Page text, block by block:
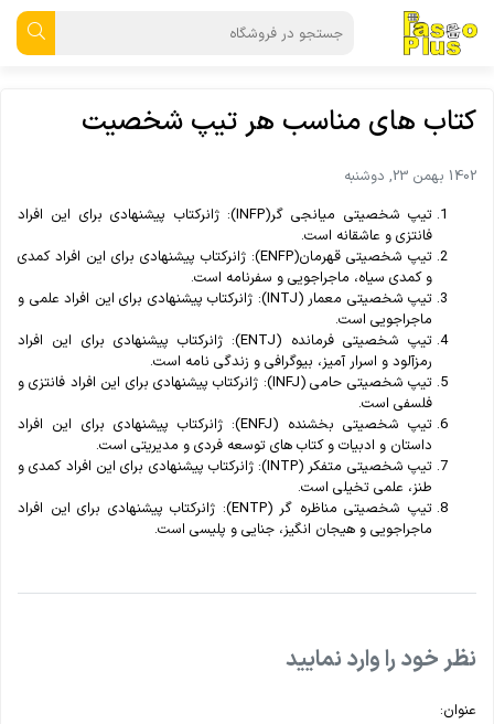
کتاب های مناسب هر تیپ شخصیت
1402 بهمن 23, دوشنبه
تیپ شخصیتی میانجی گر(INFP): ژانرکتاب پیشنهادی برای این افراد
فانتزی و عاشقانه است.
تیپ شخصیتی قهرمان(ENFP): ژانرکتاب پیشنهادی برای این افراد کمدی
و کمدی سیاه، ماجراجویی و سفرنامه است.
تیپ شخصیتی معمار (INTJ): ژانرکتاب پیشنهادی برای این افراد علمی و
ماجراجویی است.
تیپ شخصیتی فرمانده (ENTJ): ژانرکتاب پیشنهادی برای این افراد
رمزآلود و اسرار آمیز، بیوگرافی و زندگی نامه است.
تیپ شخصیتی حامی (INFJ): ژانرکتاب پیشنهادی برای این افراد فانتزی و
فلسفی است.
تیپ شخصیتی بخشنده (ENFJ): ژانرکتاب پیشنهادی برای این افراد
داستان و ادبیات و کتاب های توسعه فردی و مدیریتی است.
تیپ شخصیتی متفکر (INTP): ژانرکتاب پیشنهادی برای این افراد کمدی و
طنز، علمی تخیلی است.
تیپ شخصیتی مناظره گر (ENTP): ژانرکتاب پیشنهادی برای این افراد
ماجراجویی و هیجان انگیز، جنایی و پلیسی است.
نظر خود را وارد نمایید
عنوان: